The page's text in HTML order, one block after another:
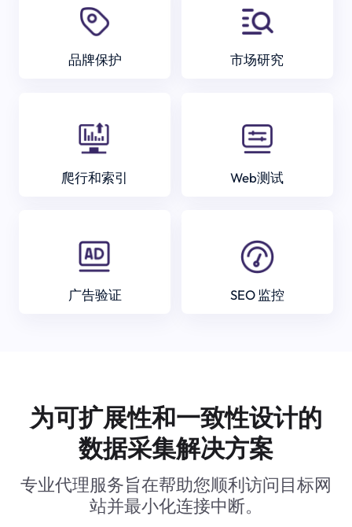
品牌保护 市场研究
爬行和索引 Web测试
广告验证 SEO 监控
为可扩展性和一致性设计的
数据采集解决方案
专业代理服务旨在帮助您顺利访问目标网
站并最小化连接中断。